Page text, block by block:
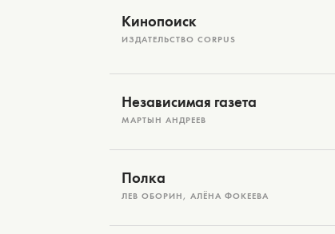
Кинопоиск
ИЗДАТЕЛЬСТВО CORPUS
Независимая газета
МАРТЫН АНДРЕЕВ
Полка
ЛЕВ ОБОРИН, АЛЁНА ФОКЕЕВА